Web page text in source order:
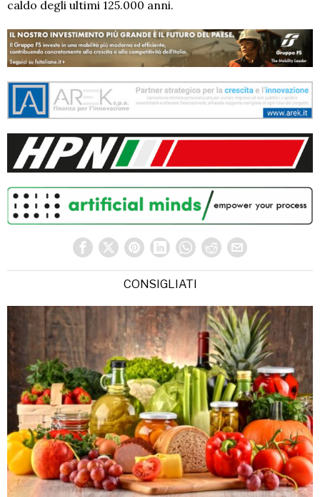
caldo degli ultimi 125.000 anni.
CONSIGLIATI